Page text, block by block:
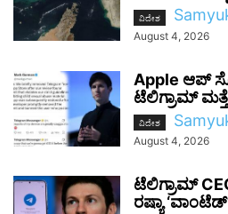
ವಿದೇಶ
August 4, 2026
Apple ಆಪ್
ಟೆಲಿಗ್ರಾಮ್ ಮತ್ತೆ
ವಿದೇಶ
August 4, 2026
ಟೆಲಿಗ್ರಾಮ್
ರಷ್ಯಾ